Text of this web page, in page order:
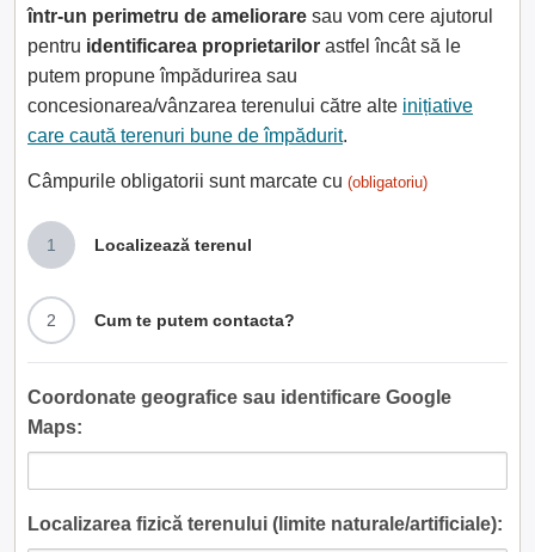
într-un perimetru de ameliorare sau vom cere ajutorul
pentru identificarea proprietarilor astfel încât să le
putem propune împădurirea sau
concesionarea/vânzarea terenului către alte inițiative
care caută terenuri bune de împădurit.
Câmpurile obligatorii sunt marcate cu (obligatoriu)
1 Localizează terenul
2 Cum te putem contacta?
Coordonate geografice sau identificare Google
Maps:
Localizarea fizică terenului (limite naturale/artificiale):